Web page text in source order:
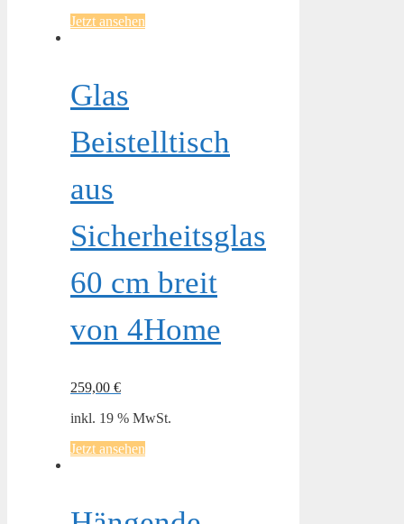
Jetzt ansehen
Glas
Beistelltisch
aus
Sicherheitsglas
60 cm breit
von 4Home
259,00 €
inkl. 19 % MwSt.
Jetzt ansehen